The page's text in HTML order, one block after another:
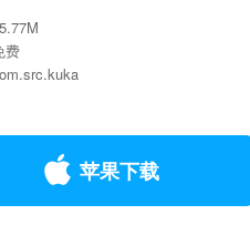
费
苹果下载